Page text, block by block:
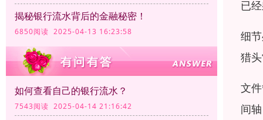
揭秘银行流水背后的金融秘密！
6850阅读 2025-04-13 16:23:58
如何查看自己的银行流水？
7543阅读 2025-04-14 21:16:42
已
细
猎
文
间